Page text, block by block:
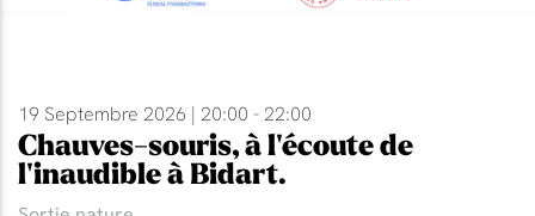
19 Septembre 2026 | 20:00 - 22:00
Chauves-souris, à l'écoute de
l'inaudible à Bidart.